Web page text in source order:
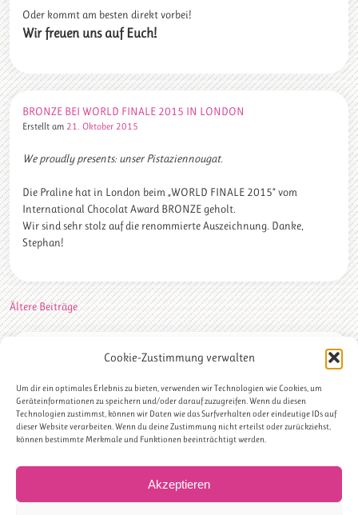
Cookie-Zustimmung verwalten
Um dir ein optimales Erlebnis zu bieten, verwenden wir Technologien wie Cookies, um
Geräteinformationen zu speichern und/oder darauf zuzugreifen. Wenn du diesen
Technologien zustimmst, können wir Daten wie das Surfverhalten oder eindeutige IDs auf
dieser Website verarbeiten. Wenn du deine Zustimmung nicht erteilst oder zurückziehst,
können bestimmte Merkmale und Funktionen beeinträchtigt werden.
Akzeptieren
Oder kommt am besten direkt vorbei!
Wir freuen uns auf Euch!
BRONZE BEI WORLD FINALE 2015 IN LONDON
Erstellt am 21. Oktober 2015
We proudly presents: unser Pistaziennougat.
Die Praline hat in London beim „WORLD FINALE 2015“ vom
International Chocolat Award BRONZE geholt.
Wir sind sehr stolz auf die renommierte Auszeichnung. Danke,
Stephan!
BEITRAGSNAVIGATION
Ältere Beiträge
Datenschutz|AGBs|Impressum
SCHLAGWÖRTER
Backen Backstube Französische Patisserie Gaumenfreuden Genussvariationen
Geschmackskompositionen Hochzeitstorten köln
Macarons Patisserie